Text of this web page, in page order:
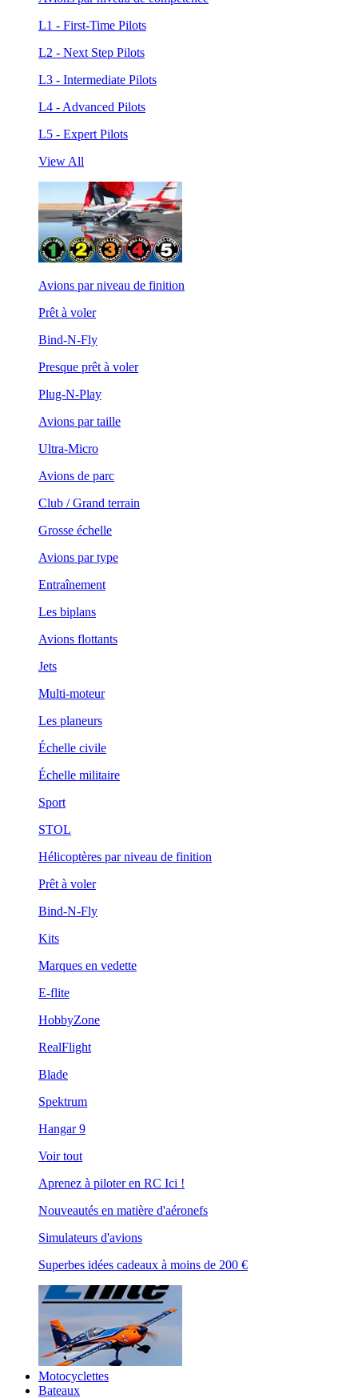
L1 - First-Time Pilots
L2 - Next Step Pilots
L3 - Intermediate Pilots
L4 - Advanced Pilots
L5 - Expert Pilots
View All
Avions par niveau de finition
Prêt à voler
Bind-N-Fly
Presque prêt à voler
Plug-N-Play
Avions par taille
Ultra-Micro
Avions de parc
Club / Grand terrain
Grosse échelle
Avions par type
Entraînement
Les biplans
Avions flottants
Jets
Multi-moteur
Les planeurs
Échelle civile
Échelle militaire
Sport
STOL
Hélicoptères par niveau de finition
Prêt à voler
Bind-N-Fly
Kits
Marques en vedette
E-flite
HobbyZone
RealFlight
Blade
Spektrum
Hangar 9
Voir tout
Aprenez à piloter en RC Ici !
Nouveautés en matière d'aéronefs
Simulateurs d'avions
Superbes idées cadeaux à moins de 200 €
Motocyclettes
Bateaux